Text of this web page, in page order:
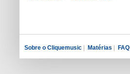
Sobre o Cliquemusic | Matérias | FAQ